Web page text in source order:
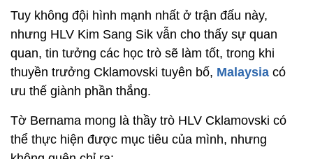
Tuy không đội hình mạnh nhất ở trận đấu này,
nhưng HLV Kim Sang Sik vẫn cho thấy sự quan
quan, tin tưởng các học trò sẽ làm tốt, trong khi
thuyền trưởng Cklamovski tuyên bố, Malaysia có
ưu thế giành phần thắng.
Tờ Bernama mong là thầy trò HLV Cklamovski có
thể thực hiện được mục tiêu của mình, nhưng